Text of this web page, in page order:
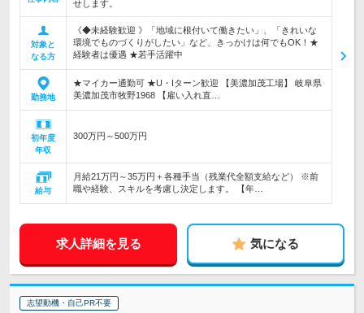
せします。
対象と
なる方
《◆未経験歓迎 》「地域に根付いて働きたい」、「きれいな
環境でものづくりがしたい」など、きっかけは何でもOK！★
経験者は優遇 ★若手活躍中
勤務地
★マイカー通勤可 ★U・Iターン歓迎 【美濃加茂工場】 岐阜県
美濃加茂市牧野1968 【雇い入れ直…
初年度
年収
300万円～500万円
給与
月給21万円～35万円＋各種手当（残業代全額支給など） ※前
職や経験、スキルを考慮し決定します。 【年…
求人詳細を見る 気になる
志望動機・自己PR不要